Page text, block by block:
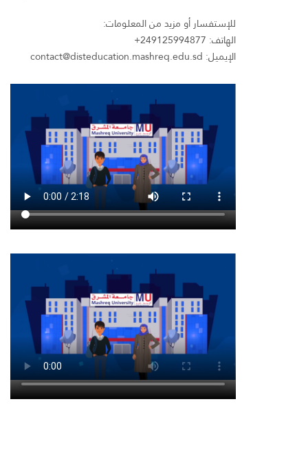
للإستفسار أو مزيد من المعلومات:
الهاتف: 249125994877+
الإيميل: contact@disteducation.mashreq.edu.sd